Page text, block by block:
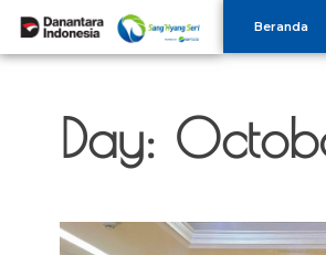
Beranda
Day: